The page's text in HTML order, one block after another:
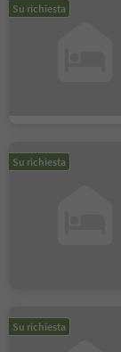
Su richiesta
Su richiesta
Su richiesta